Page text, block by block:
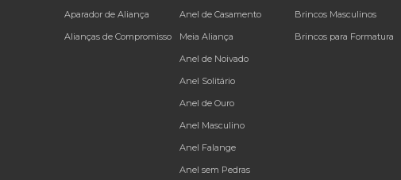
Aparador de Aliança
Alianças de Compromisso
Anel de Casamento
Meia Aliança
Anel de Noivado
Anel Solitário
Anel de Ouro
Anel Masculino
Anel Falange
Anel sem Pedras
Brincos Masculinos
Brincos para Formatura